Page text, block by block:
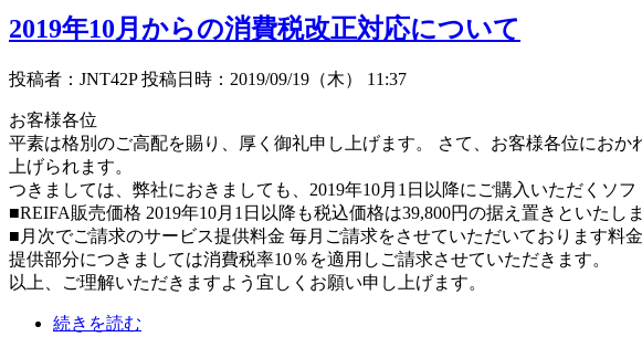
2019年10月からの消費税改正対応について
投稿者：JNT42P 投稿日時：2019/09/19（木） 11:37
お客様各位
平素は格別のご高配を賜り、厚く御礼申し上げます。 さて、お客様各位にお
上げられます。
つきましては、弊社におきましても、2019年10月1日以降にご購入いただくソ
■REIFA販売価格 2019年10月1日以降も税込価格は39,800円の据え置きといたしま
■月次でご請求のサービス提供料金 毎月ご請求をさせていただいております料
提供部分につきましては消費税率10％を適用しご請求させていただきます。
以上、ご理解いただきますよう宜しくお願い申し上げます。
続きを読む